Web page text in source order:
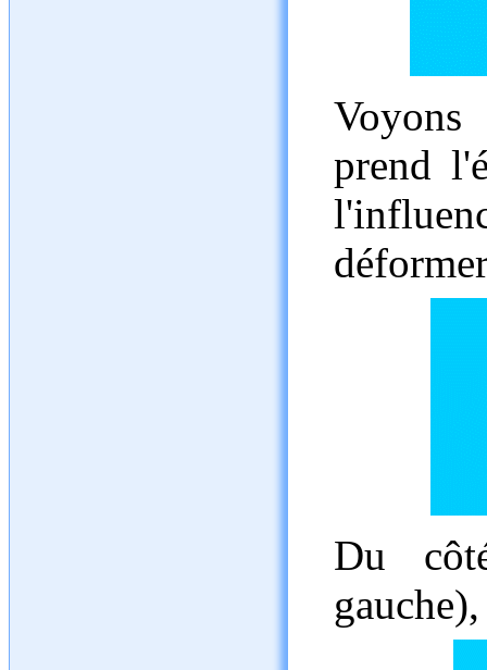
prend
Du